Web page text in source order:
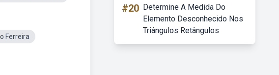
Ferreira
#20 Determine A Medida Do
Elemento Desconhecido Nos
Triângulos Retângulos